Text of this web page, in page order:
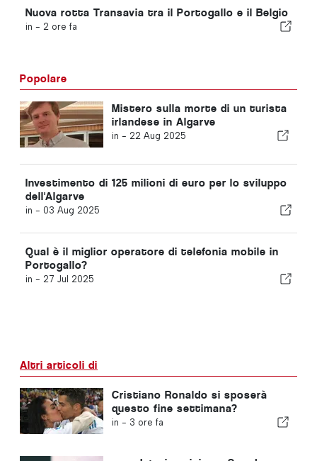
Nuova rotta Transavia tra il Portogallo e il Belgio
in - 2 ore fa
Popolare
Mistero sulla morte di un turista
irlandese in Algarve
in - 22 Aug 2025
Investimento di 125 milioni di euro per lo sviluppo
dell'Algarve
in - 03 Aug 2025
Qual è il miglior operatore di telefonia mobile in
Portogallo?
in - 27 Jul 2025
Altri articoli di
Cristiano Ronaldo si sposerà
questo fine settimana?
in - 3 ore fa